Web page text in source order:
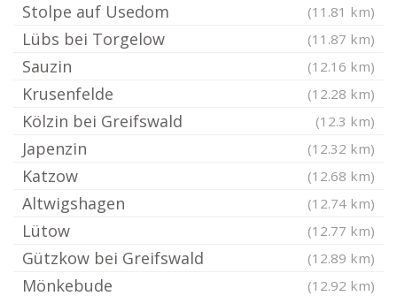
Stolpe auf Usedom (11.81 km)
Lübs bei Torgelow (11.87 km)
Sauzin (12.16 km)
Krusenfelde (12.28 km)
Kölzin bei Greifswald (12.3 km)
Japenzin (12.32 km)
Katzow (12.68 km)
Altwigshagen (12.74 km)
Lütow (12.77 km)
Gützkow bei Greifswald (12.89 km)
Mönkebude (12.92 km)